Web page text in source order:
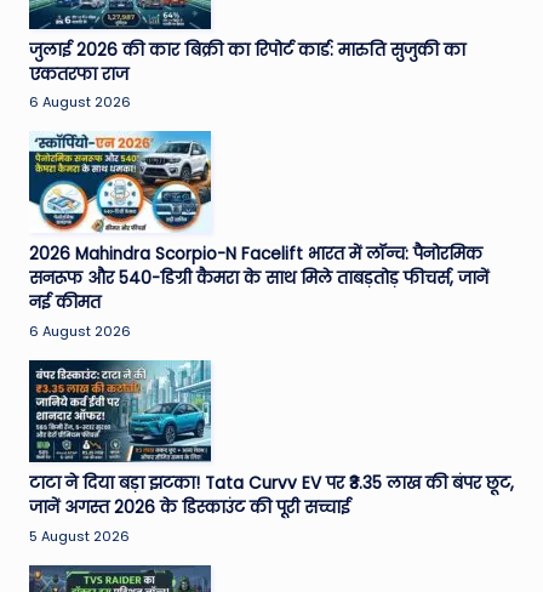
s
A
ro
u
n
d
T
h
e
W
o
rl
d
जुलाई 2026 की कार बिक्री का रिपोर्ट कार्ड: मारुति सुजुकी का
एकतरफा राज
6 August 2026
2026 Mahindra Scorpio-N Facelift भारत में लॉन्च: पैनोरमिक
सनरूफ और 540-डिग्री कैमरा के साथ मिले ताबड़तोड़ फीचर्स, जानें
नई कीमत
6 August 2026
टाटा ने दिया बड़ा झटका! Tata Curvv EV पर ₹3.35 लाख की बंपर छूट,
जानें अगस्त 2026 के डिस्काउंट की पूरी सच्चाई
5 August 2026